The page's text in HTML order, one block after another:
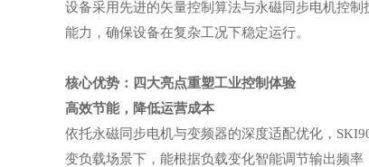
设备采用先进的矢量控制算法与永磁同步电机控
能力，确保设备在复杂工况下稳定运行。
核心优势：四大亮点重塑工业控制体验
高效节能，降低运营成本
依托永磁同步电机与变频器的深度适配优化，
变负载场景下，能根据负载变化智能调节输出频率